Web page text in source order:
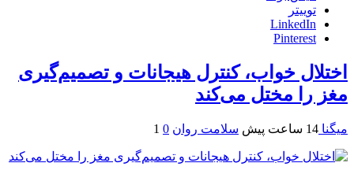
توییتر
LinkedIn
Pinterest
اختلال خواب، کنترل هیجانات و تصمیم‌گیری
مغز را مختل می‌کند
میگنا 14 ساعت پیش سلامت روان 0
1